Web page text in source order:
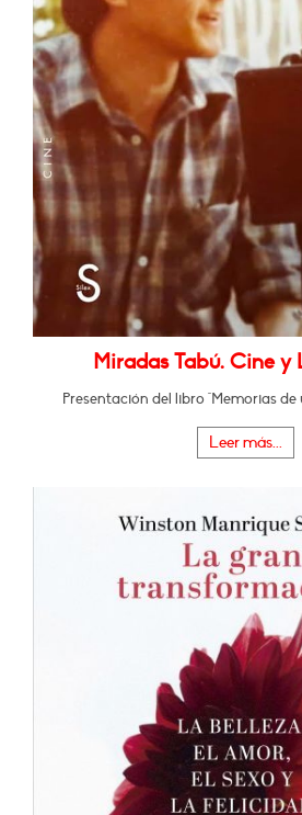
Miradas Tabú. Cine
Presentación del libro "Memorias
Leer más...